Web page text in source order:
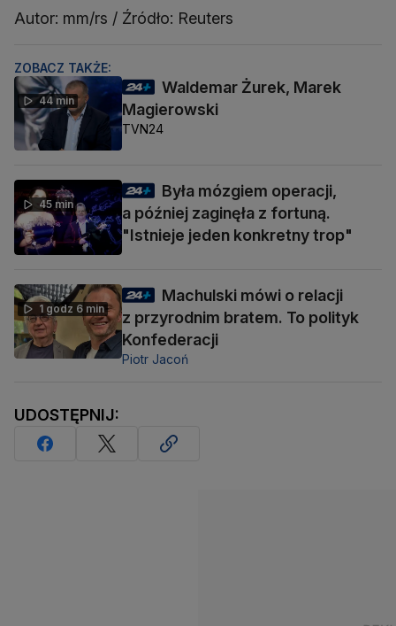
Autor: mm/rs / Źródło: Reuters
ZOBACZ TAKŻE:
44 min
Waldemar Żurek, Marek
Magierowski
TVN24
45 min
Była mózgiem operacji,
a później zaginęła z fortuną.
"Istnieje jeden konkretny trop"
1 godz 6 min
Machulski mówi o relacji
z przyrodnim bratem. To polityk
Konfederacji
Piotr Jacoń
UDOSTĘPNIJ: